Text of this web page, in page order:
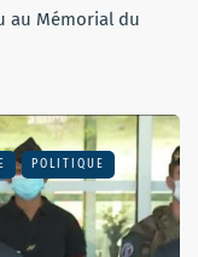
au Mémorial du
POLITIQUE